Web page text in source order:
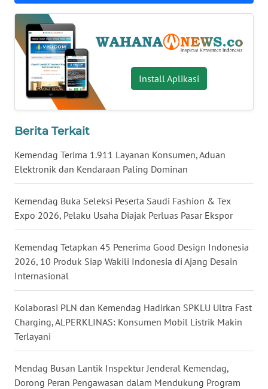
Install Aplikasi
Berita Terkait
Kemendag Terima 1.911 Layanan Konsumen, Aduan
Elektronik dan Kendaraan Paling Dominan
Kemendag Buka Seleksi Peserta Saudi Fashion & Tex
Expo 2026, Pelaku Usaha Diajak Perluas Pasar Ekspor
Kemendag Tetapkan 45 Penerima Good Design Indonesia
2026, 10 Produk Siap Wakili Indonesia di Ajang Desain
Internasional
Kolaborasi PLN dan Kemendag Hadirkan SPKLU Ultra Fast
Charging, ALPERKLINAS: Konsumen Mobil Listrik Makin
Terlayani
Mendag Busan Lantik Inspektur Jenderal Kemendag,
Dorong Peran Pengawasan dalam Mendukung Program
WN
NUSANTARA
WN
JOGJA
BALI
KALBAR
KALTENG
WN
KALTARA
WN
KALSEL
WN
KALTIM